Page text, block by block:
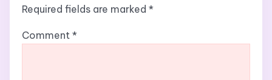
Required fields are marked *
Comment *